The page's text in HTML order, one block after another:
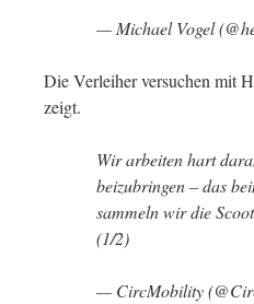
— Michael Vogel
Die Verleiher versuchen mit
zeigt.
Wir arbeiten hart
beizubringen – das
sammeln wir die
(1/2)
— CircMobility